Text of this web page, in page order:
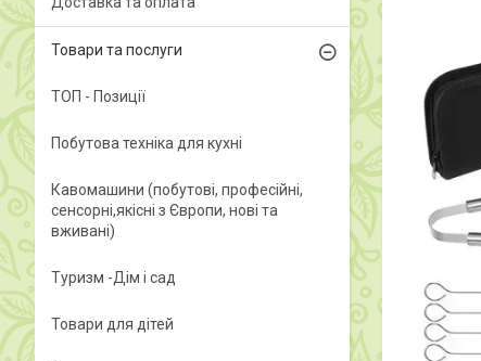
Товари та послуги
ТОП - Позиції
Побутова техніка для кухні
Кавомашини (побутові, професійні,
сенсорні,якісні з Європи, нові та
вживані)
Туризм -Дім і сад
Товари для дітей